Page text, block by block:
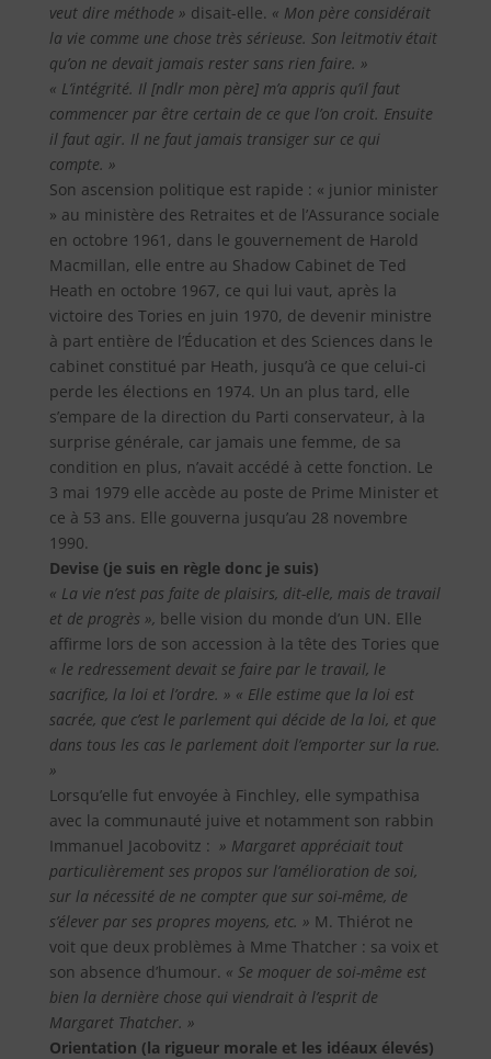
veut dire méthode » disait-elle. « Mon père considérait
la vie comme une chose très sérieuse. Son leitmotiv était
qu’on ne devait jamais rester sans rien faire. »
« L’intégrité. Il [ndlr mon père] m’a appris qu’il faut
commencer par être certain de ce que l’on croit. Ensuite
il faut agir. Il ne faut jamais transiger sur ce qui
compte. »
Son ascension politique est rapide : « junior minister
» au ministère des Retraites et de l’Assurance sociale
en octobre 1961, dans le gouvernement de Harold
Macmillan, elle entre au Shadow Cabinet de Ted
Heath en octobre 1967, ce qui lui vaut, après la
victoire des Tories en juin 1970, de devenir ministre
à part entière de l’Éducation et des Sciences dans le
cabinet constitué par Heath, jusqu’à ce que celui-ci
perde les élections en 1974. Un an plus tard, elle
s’empare de la direction du Parti conservateur, à la
surprise générale, car jamais une femme, de sa
condition en plus, n’avait accédé à cette fonction. Le
3 mai 1979 elle accède au poste de Prime Minister et
ce à 53 ans. Elle gouverna jusqu’au 28 novembre
1990.
Devise (je suis en règle donc je suis)
« La vie n’est pas faite de plaisirs, dit-elle, mais de travail
et de progrès », belle vision du monde d’un UN. Elle
affirme lors de son accession à la tête des Tories que
« le redressement devait se faire par le travail, le
sacrifice, la loi et l’ordre. » « Elle estime que la loi est
sacrée, que c’est le parlement qui décide de la loi, et que
dans tous les cas le parlement doit l’emporter sur la rue.
»
Lorsqu’elle fut envoyée à Finchley, elle sympathisa
avec la communauté juive et notamment son rabbin
Immanuel Jacobovitz : » Margaret appréciait tout
particulièrement ses propos sur l’amélioration de soi,
sur la nécessité de ne compter que sur soi-même, de
s’élever par ses propres moyens, etc. » M. Thiérot ne
voit que deux problèmes à Mme Thatcher : sa voix et
son absence d’humour. « Se moquer de soi-même est
bien la dernière chose qui viendrait à l’esprit de
Margaret Thatcher. »
Orientation (la rigueur morale et les idéaux élevés)